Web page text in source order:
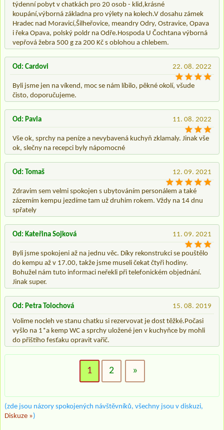
týdenní pobyt v chatkách pro 20 osob - klid,krásné
koupání,výborná základna pro výlety na kolech.V dosahu zámek
Hradec nad Moravicí,Šilheřovice, meandry Odry, Ostravice, Opava
i řeka Opava, polský poldr na Odře.Hospoda U Čochtana výborná
vepřová žebra 500 g za 200 Kč s oblohou a chlebem.
22. 08. 2022
Od: Cardovi
Byli jsme jen na víkend, moc se nám líbilo, pěkné okolí, všude
čisto, doporučujeme.
11. 08. 2022
Od: Pavla
Vše ok, sprchy na peníze a nevybavená kuchyň zklamaly. Jinak vše
ok, slečny na recepci byly nápomocné
12. 09. 2021
Od: Tomaš
Zdravim sem velmi spokojen s ubytováním personálem a také
zázemím kempu jezdíme tam už druhim rokem. Vždy na 14 dnu
spřately
11. 09. 2021
Od: Kateřina Sojková
Byli jsme spokojeni až na jednu věc. Díky rekonstrukci se pouštělo
do kempu až v 17.00, takže jsme museli čekat čtyři hodiny.
Bohužel nám tuto informaci neřekli při telefonickém objednání.
Jinak super.
15. 08. 2019
Od: Petra Tolochová
Volime nocleh ve stanu chatku si rezervovat je dost těžké.Počasi
vyšlo na 1*a kemp WC a sprchy uložené jen v kuchyňce by mohli
do přištiho fesťaku opravit vařič.
1 2 »
(zde jsou názory spokojených návštěvníků, všechny jsou v diskuzi,
Diskuze »)